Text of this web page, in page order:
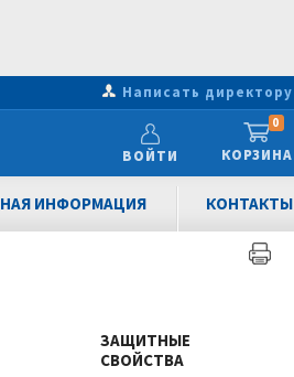
Написать директору
ВОЙТИ КОРЗИНА
0
ИНФОРМАЦИЯ КОНТАКТЫ
ЗАЩИТНЫЕ
СВОЙСТВА